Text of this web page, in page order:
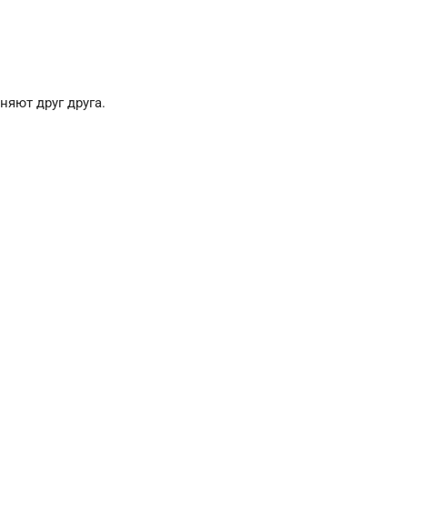
друг друга.